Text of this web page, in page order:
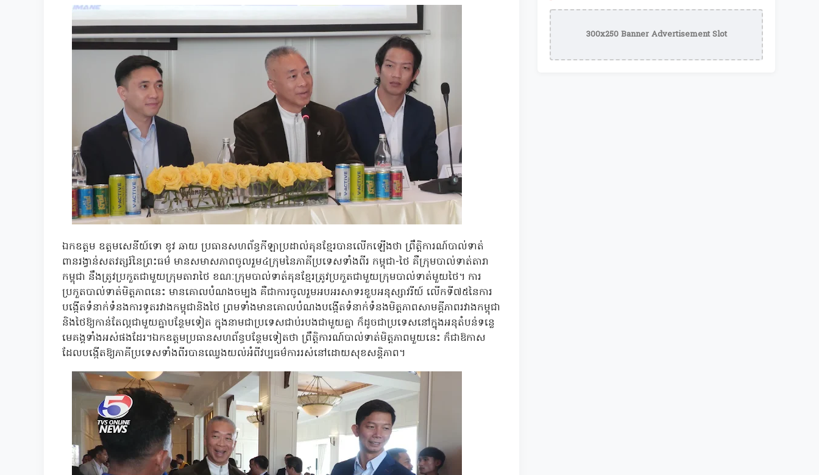
ឯកឧត្តម ឧត្តមសេនីយ៍ទោ ខូវ ឆាយ ប្រធានសហព័ន្ធកីឡាប្រដាល់គុនខ្មែរបានលើកឡើងថា ព្រឹត្តិការណ៍បាល់ទាត់
ពានរង្វាន់សតវត្សរ៍នៃព្រះធម៌ មានសមាសភាពចូលរួម៤ក្រុមនៃភាគីប្រទេសទាំងពីរ កម្ពុជា-ថៃ គឺក្រុមបាល់ទាត់តារា
កម្ពុជា នឹងត្រូវប្រកួតជាមួយក្រុមតារាថៃ ខណៈក្រុមបាល់ទាត់គុនខ្មែរត្រូវប្រកួតជាមួយក្រុមបាល់ទាត់មួយថៃ។ ការ
ប្រកួតបាល់ទាត់មិត្តភាពនេះ មានគោលបំណងចម្បង គឺជាការចូលរួមអបអរសាទរខួបអនុស្សាវរីយ៍ លើកទី៧៥នៃការ
បង្កើតទំនាក់ទំនងការទូតរវាងកម្ពុជានិងថៃ ព្រមទាំងមានគោលបំណងបង្កើតទំនាក់ទំនងមិត្តភាពសាមគ្គីភាពរវាងកម្ពុជា
និងថៃឱ្យកាន់តែល្អជាមួយគ្នាបន្ថែមទៀត ក្នុងនាមជាប្រទេសជាប់របងជាមួយគ្នា ក៏ដូចជាប្រទេសនៅក្នុងអនុតំបន់ទន្លេ
មេគង្គទាំងអស់ផងដែរ។ឯកឧត្តមប្រធានសហព័ន្ធបន្ថែមទៀតថា ព្រឹត្តិការណ៍បាល់ទាត់មិត្តភាពមួយនេះ ក៏ជាឱកាស
ដែលបង្កើតឱ្យភាគីប្រទេសទាំងពីរបានឈ្វេងយល់អំពីវប្បធម៌ការរស់នៅដោយសុខសន្តិភាព។
300x250 Banner Advertisement Slot